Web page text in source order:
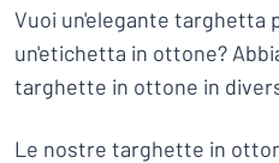
Vuoi un'elegante targhetta
un'etichetta in ottone?
targhette in ottone in
Le nostre targhette in